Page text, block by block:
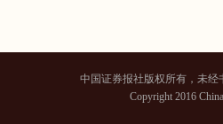
中国证券报社版权所有，未经
Copyright 2016